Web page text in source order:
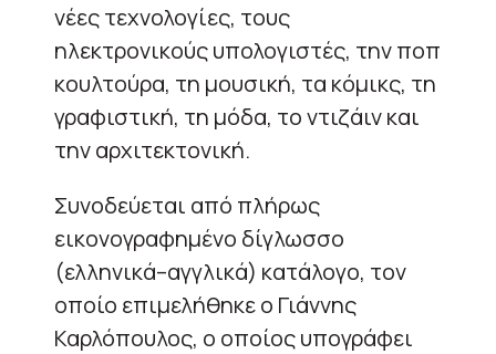
νέες τεχνολογίες, τους
ηλεκτρονικούς υπολογιστές, την ποπ
κουλτούρα, τη μουσική, τα κόμικς, τη
γραφιστική, τη μόδα, το ντιζάιν και
την αρχιτεκτονική.
Συνοδεύεται από πλήρως
εικονογραφημένο δίγλωσσο
(ελληνικά–αγγλικά) κατάλογο, τον
οποίο επιμελήθηκε ο Γιάννης
Καρλόπουλος, ο οποίος υπογράφει